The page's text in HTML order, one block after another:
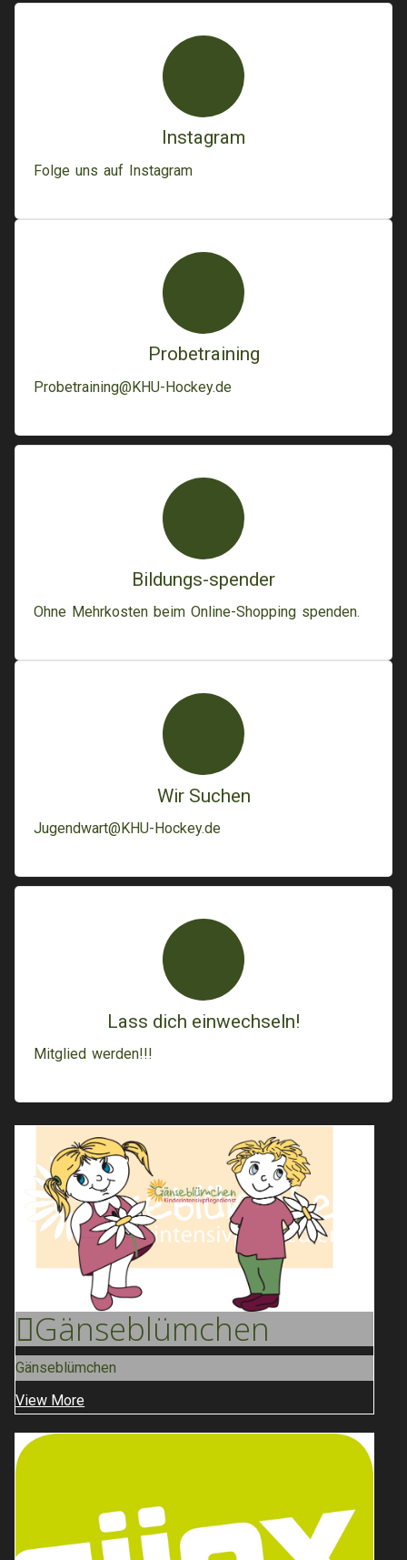
Instagram
Folge uns auf Instagram
Probetraining
Probetraining@KHU-Hockey.de
Bildungs-spender
Ohne Mehrkosten beim Online-Shopping spenden.
Wir Suchen
Jugendwart@KHU-Hockey.de
Lass dich einwechseln!
Mitglied werden!!!
GänseBlümchen
Gänseblümchen
View More